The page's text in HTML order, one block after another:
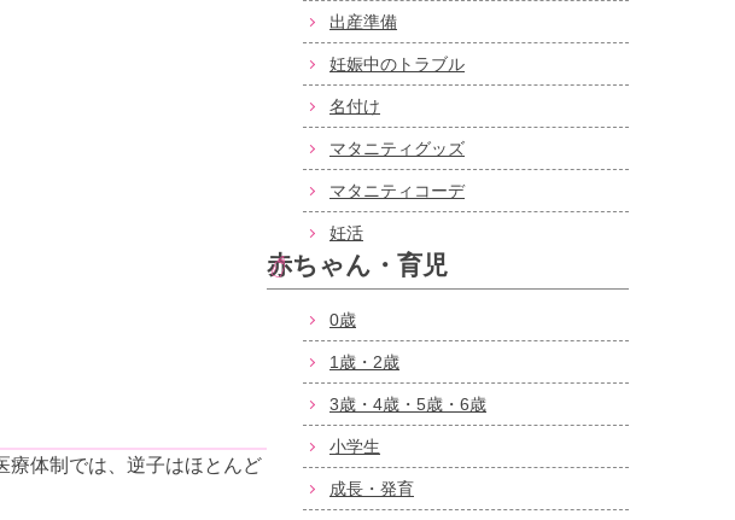
療体制では、逆子はほとんど
出産準備
妊娠中のトラブル
名付け
マタニティグッズ
マタニティコーデ
妊活
赤ちゃん・育児
0歳
1歳・2歳
3歳・4歳・5歳・6歳
小学生
成長・発育